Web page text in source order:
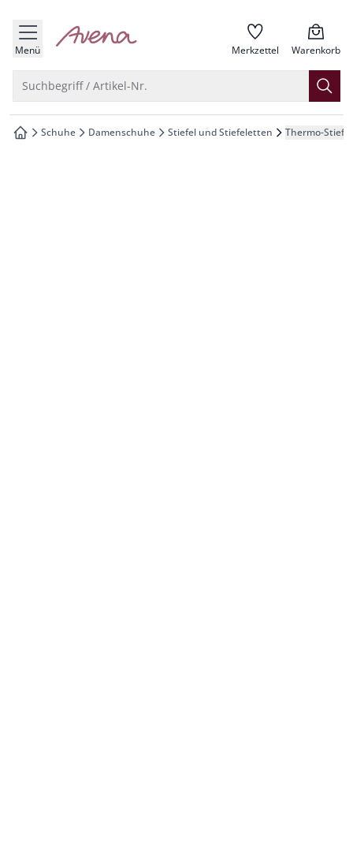
springen
springen
springen
springen
Menü zur Startseite Merkzettel Warenkorb
Suchbegriff / Artikel-Nr.
zur Startseite
Schuhe Damenschuhe Stiefel und Stiefeletten Thermo-